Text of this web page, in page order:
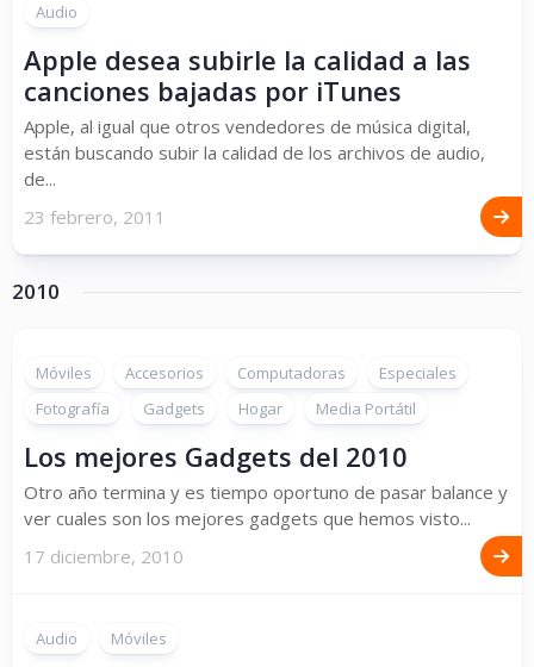
Audio
Apple desea subirle la calidad a las
canciones bajadas por iTunes
Apple, al igual que otros vendedores de música digital,
están buscando subir la calidad de los archivos de audio,
de...
23 febrero, 2011
2010
Móviles Accesorios Computadoras
Especiales
Fotografía
Gadgets Hogar Media Portátil
Los mejores Gadgets del 2010
Otro año termina y es tiempo oportuno de pasar balance y
ver cuales son los mejores gadgets que hemos visto...
17 diciembre, 2010
Audio Móviles